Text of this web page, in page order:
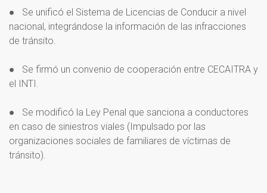
● Se unificó el Sistema de Licencias de Conducir a nivel
nacional, integrándose la información de las infracciones
de tránsito.
● Se firmó un convenio de cooperación entre CECAITRA y
el INTI.
● Se modificó la Ley Penal que sanciona a conductores
en caso de siniestros viales (Impulsado por las
organizaciones sociales de familiares de víctimas de
tránsito).